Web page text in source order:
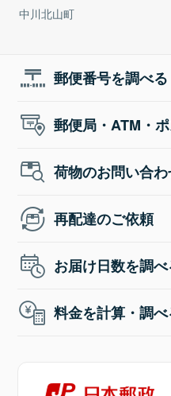
中川北山町
郵便番号を調べる
郵便局・ATM・
荷物のお問い合
再配達のご依頼
お届け日数を調べ
料金を計算・調べ